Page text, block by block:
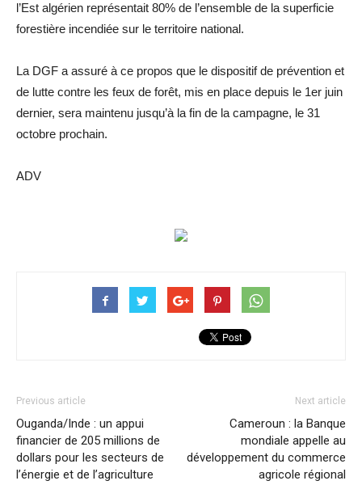
l’Est algérien représentait 80% de l’ensemble de la superficie
forestière incendiée sur le territoire national.
La DGF a assuré à ce propos que le dispositif de prévention et
de lutte contre les feux de forêt, mis en place depuis le 1er juin
dernier, sera maintenu jusqu’à la fin de la campagne, le 31
octobre prochain.
ADV
Previous article
Ouganda/Inde : un appui
financier de 205 millions de
dollars pour les secteurs de
l’énergie et de l’agriculture
Next article
Cameroun : la Banque
mondiale appelle au
développement du commerce
agricole régional